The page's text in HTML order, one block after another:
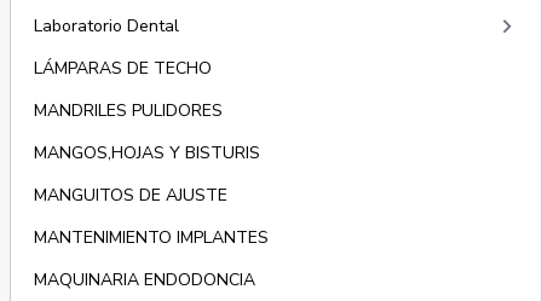
Laboratorio Dental keyboard_arrow_right
LÁMPARAS DE TECHO
MANDRILES PULIDORES
MANGOS,HOJAS Y BISTURIS
MANGUITOS DE AJUSTE
MANTENIMIENTO IMPLANTES
MAQUINARIA ENDODONCIA